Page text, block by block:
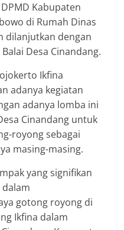
Kabupaten
di Rumah Dinas
dilanjutkan dengan
Desa Cinandang.
Ikfina
adanya kegiatan
adanya lomba ini
Cinandang untuk
royong sebagai
masing-masing.
yang signifikan
gotong royong di
Ikfina dalam